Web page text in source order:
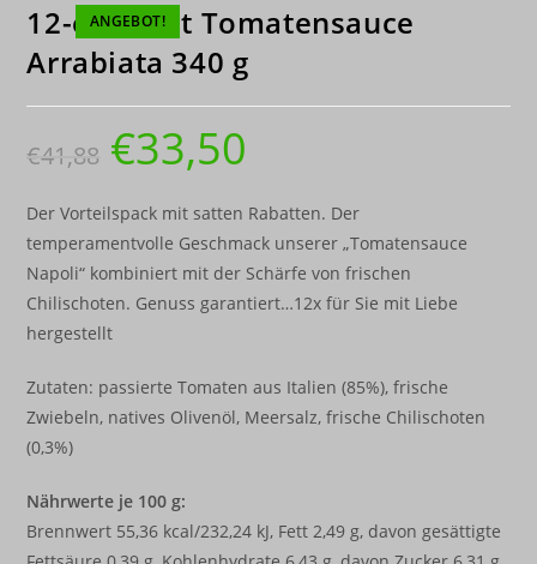
ANGEBOT!
12-er Paket Tomatensauce
Arrabiata 340 g
€41,88 €33,50
Der Vorteilspack mit satten Rabatten. Der
temperamentvolle Geschmack unserer „Tomatensauce
Napoli“ kombiniert mit der Schärfe von frischen
Chilischoten. Genuss garantiert…12x für Sie mit Liebe
hergestellt
Zutaten: passierte Tomaten aus Italien (85%), frische
Zwiebeln, natives Olivenöl, Meersalz, frische Chilischoten
(0,3%)
Nährwerte je 100 g:
Brennwert 55,36 kcal/232,24 kJ, Fett 2,49 g, davon gesättigte